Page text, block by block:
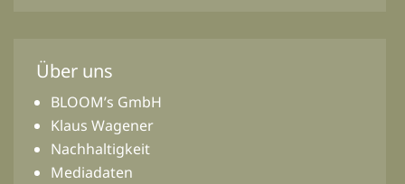
Über uns
BLOOM’s GmbH
Klaus Wagener
Nachhaltigkeit
Mediadaten